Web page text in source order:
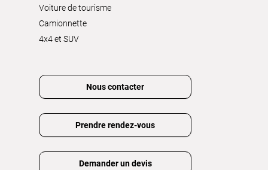
Voiture de tourisme
Camionnette
4x4 et SUV
Nous contacter
Prendre rendez-vous
Demander un devis